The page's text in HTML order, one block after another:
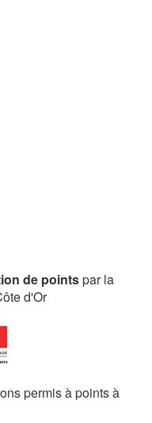
de pointspar la
d'Or
permis à points à